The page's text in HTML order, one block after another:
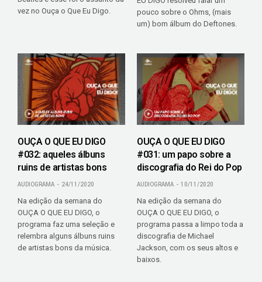
vez no Ouça o Que Eu Digo.
pouco sobre o Ohms, (mais
um) bom álbum do Deftones.
OUÇA O QUE EU DIGO
#032: aqueles álbuns
ruins de artistas bons
AUDIOGRAMA 24/11/2020
Na edição da semana do
OUÇA O QUE EU DIGO, o
programa faz uma seleção e
relembra alguns álbuns ruins
de artistas bons da música.
OUÇA O QUE EU DIGO
#031: um papo sobre a
discografia do Rei do Pop
AUDIOGRAMA 10/11/2020
Na edição da semana do
OUÇA O QUE EU DIGO, o
programa passa a limpo toda a
discografia de Michael
Jackson, com os seus altos e
baixos.